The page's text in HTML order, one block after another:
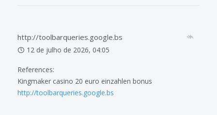
http://toolbarqueries.google.bs
12 de julho de 2026, 04:05
References:
Kingmaker casino 20 euro einzahlen bonus
http://toolbarqueries.google.bs